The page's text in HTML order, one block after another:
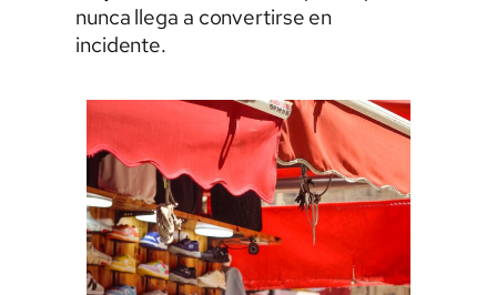
nunca llega a convertirse en
incidente.